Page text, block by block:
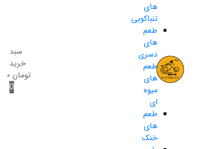
های
تنباکویی
طعم
های
دسری
طعم
های
میوه
ای
طعم
های
خنک
سبد
خرید
تومان ۰
0